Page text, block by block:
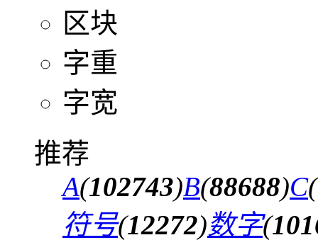
区块
字重
字宽
推荐
A(102743)B(88688)C(
符号(12272)数字(